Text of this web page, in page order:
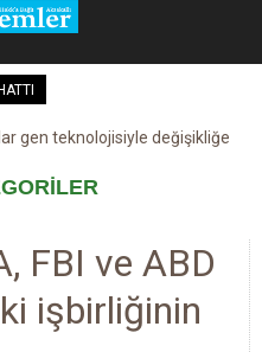
teknolojisiyle değişikliğe
ve kobay!
FBI ve ABD
işbirliğinin